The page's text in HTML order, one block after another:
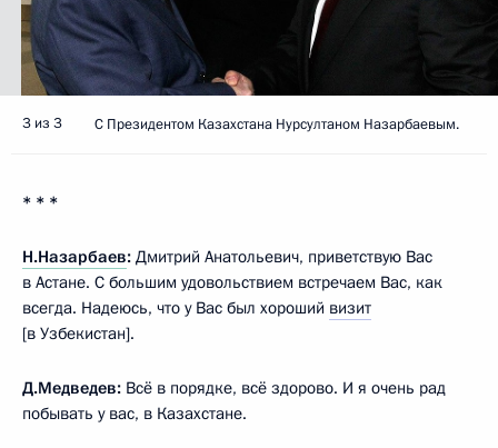
3 из 3 С Президентом Казахстана Нурсултаном Назарбаевым.
* * *
Н.Назарбаев: Дмитрий Анатольевич, приветствую Вас
в Астане. С большим удовольствием встречаем Вас, как
всегда. Надеюсь, что у Вас был хороший визит
[в Узбекистан].
Д.Медведев: Всё в порядке, всё здорово. И я очень рад
побывать у вас, в Казахстане.